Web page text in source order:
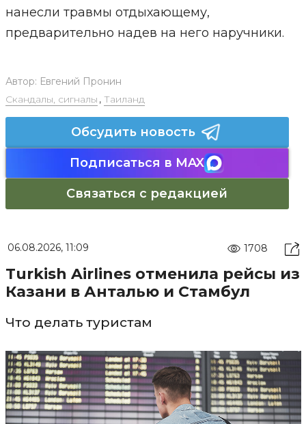
нанесли травмы отдыхающему,
предварительно надев на него наручники.
Автор: Евгений Пронин
Скандалы, сигналы , Таиланд
Обсудить новость
Подписаться в MAX
Связаться с редакцией
06.08.2026, 11:09 1708
Turkish Airlines отменила рейсы из
Казани в Анталью и Стамбул
Что делать туристам